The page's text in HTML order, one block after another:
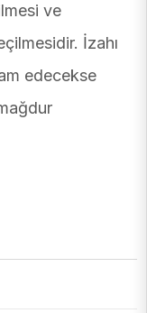
ve
İzahı
edecekse